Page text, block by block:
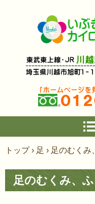
ン
テ
ツ
トップ › 足 › 足のむくみ
足のむくみ、